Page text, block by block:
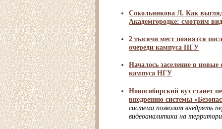
Сокольникова Л. Как
Академгородке: смотрим
2 тысячи мест появятся
очереди кампуса НГУ
Началось заселение в
кампуса НГУ
Новосибирский вуз станет
внедрению системы
система позволит внедрять
видеоаналитики на